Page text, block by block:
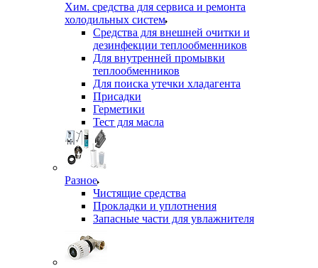
Хим. средства для сервиса и ремонта
холодильных систем
Средства для внешней очитки и
дезинфекции теплообменников
Для внутренней промывки
теплообменников
Для поиска утечки хладагента
Присадки
Герметики
Тест для масла
Разное
Чистящие средства
Прокладки и уплотнения
Запасные части для увлажнителя